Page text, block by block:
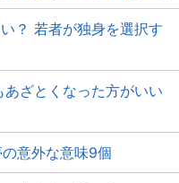
？ 若者が独身を選択す
ざとくなった方がいい
意外な意味9個